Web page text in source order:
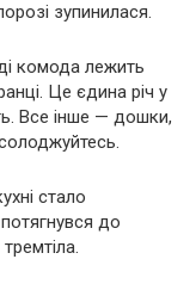
зупинилася.
комода лежить
Це єдина річ у
Все інше — дошки,
стало
до